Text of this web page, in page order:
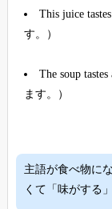
This juice
す。）
The soup
ます。）
主語が食べ物に
くて「味がする